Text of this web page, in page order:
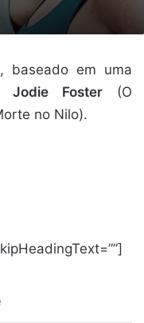
baseado em uma
Foster(O
no Nilo).